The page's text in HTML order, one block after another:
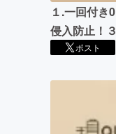
１.一回付き
侵入防止！
ポスト